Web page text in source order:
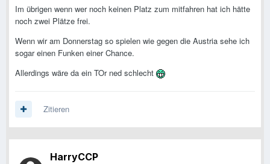
Im übrigen wenn wer noch keinen Platz zum mitfahren hat ich hätte
noch zwei Plätze frei.
Wenn wir am Donnerstag so spielen wie gegen die Austria sehe ich
sogar einen Funken einer Chance.
Allerdings wäre da ein TOr ned schlecht
Zitieren
HarryCCP